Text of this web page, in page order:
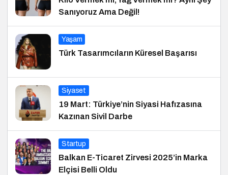
Sanıyoruz Ama Değil!
Yaşam
Türk Tasarımcıların Küresel Başarısı
Siyaset
19 Mart: Türkiye’nin Siyasi Hafızasına
Kazınan Sivil Darbe
Startup
Balkan E-Ticaret Zirvesi 2025’in Marka
Elçisi Belli Oldu